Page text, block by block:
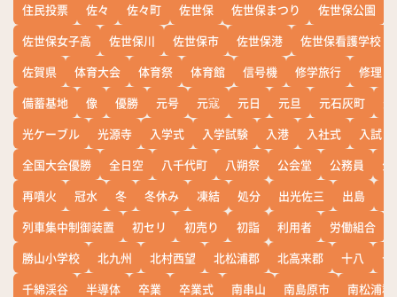
住民投票
佐々 佐々町 佐世保 佐世保まつり 佐世保公園
佐世保女子高
佐世保川 佐世保市 佐世保港
佐世保看護学校
佐賀県
体育大会 体育祭 体育館 信号機 修学旅行
修理
備蓄基地
像 優勝 元号 元寇 元日 元旦 元石灰町
光ケーブル
光源寺 入学式 入学試験 入港 入社式
入試
全国大会優勝
全日空 八千代町 八朔祭 公会堂 公務員
公
再噴火
冠水 冬 冬休み 凍結 処分 出光佐三 出島
列車集中制御装置
初セリ 初売り 初詣 利用者 労働組合
勝山小学校
北九州 北村西望 北松浦郡 北高来郡 十八
十
千綿渓谷
半導体 卒業 卒業式 南串山 南島原市
南松浦郡